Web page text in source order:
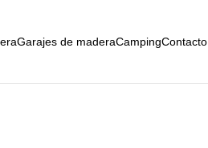
Garajes de maderaCampingContacto